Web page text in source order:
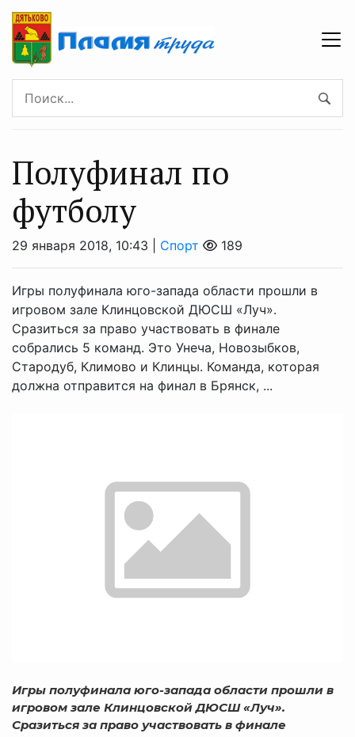
Полуфинал по
футболу
29 января 2018, 10:43 | Спорт 189
Игры полуфинала юго-запада области прошли в
игровом зале Клинцовской ДЮСШ «Луч».
Сразиться за право участвовать в финале
собрались 5 команд. Это Унеча, Новозыбков,
Стародуб, Климово и Клинцы. Команда, которая
должна отправится на финал в Брянск, ...
Игры полуфинала юго-запада области прошли в
игровом зале Клинцовской ДЮСШ «Луч».
Сразиться за право участвовать в финале